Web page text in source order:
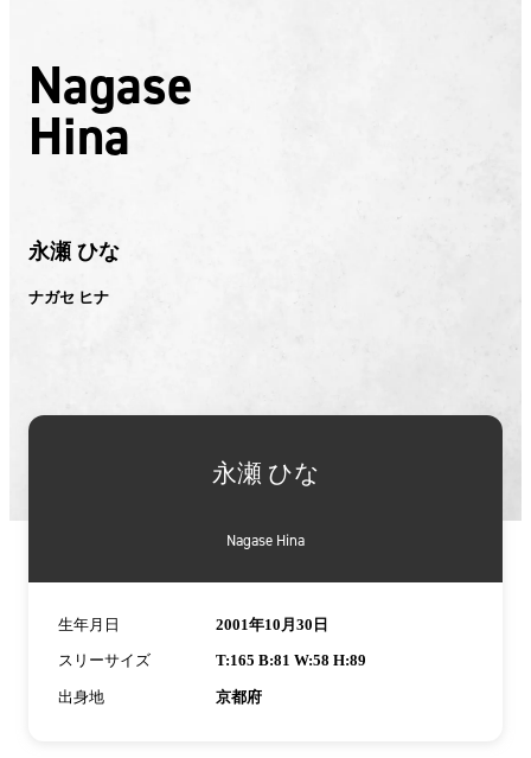
Nagase
Hina
永瀬 ひな
ナガセ ヒナ
永瀬 ひな
Nagase Hina
生年月日 2001年10月30日
スリーサイズ T:165 B:81 W:58 H:89
出身地 京都府